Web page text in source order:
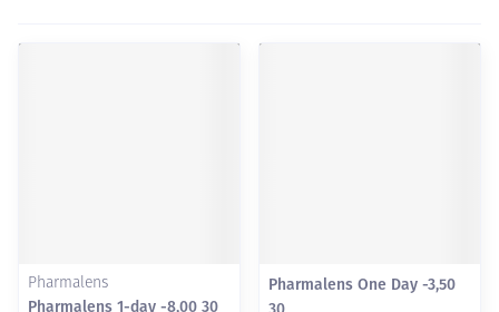
Pharmalens
Pharmalens 1-day -8,00 30
Pharmalens One Day -3,50